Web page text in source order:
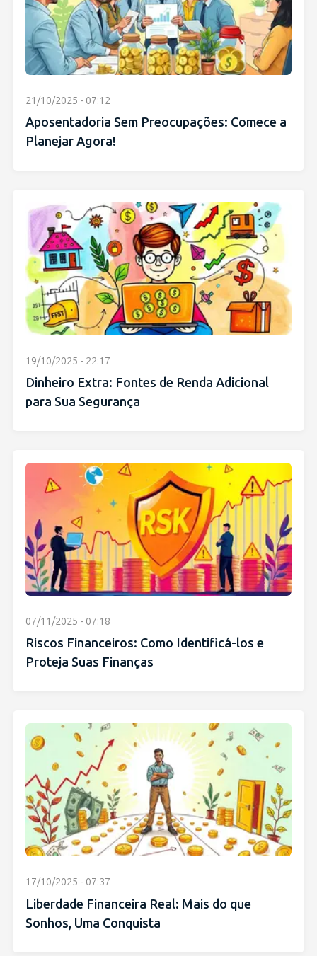
21/10/2025 - 07:12
Aposentadoria Sem Preocupações: Comece a
Planejar Agora!
19/10/2025 - 22:17
Dinheiro Extra: Fontes de Renda Adicional
para Sua Segurança
07/11/2025 - 07:18
Riscos Financeiros: Como Identificá-los e
Proteja Suas Finanças
17/10/2025 - 07:37
Liberdade Financeira Real: Mais do que
Sonhos, Uma Conquista